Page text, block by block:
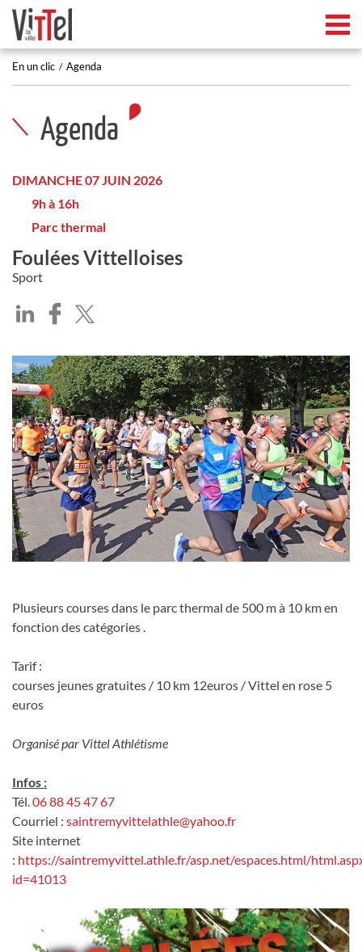
En un clic Agenda
Agenda
DIMANCHE 07 JUIN 2026
9h à 16h
Parc thermal
Foulées Vittelloises
Sport
Plusieurs courses dans le parc thermal de 500 m à 10 km en
fonction des catégories .
Tarif :
courses jeunes gratuites / 10 km 12euros / Vittel en rose 5
euros
Organisé par Vittel Athlétisme
Infos :
Tél. 06 88 45 47 67
Courriel : saintremyvittelathle@yahoo.fr
Site internet
: https://saintremyvittel.athle.fr/asp.net/espaces.html/
id=41013